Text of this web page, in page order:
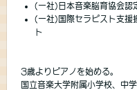
(一社)日本音楽脳育協会認
(一社)国際セラピスト支援
ト
3歳よりピアノを始める。
国立音楽大学附属小学校、中